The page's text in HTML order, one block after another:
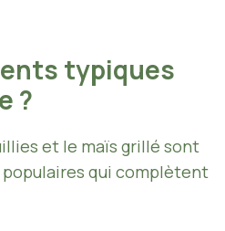
typiques
?
et le maïs grillé sont
qui complètent